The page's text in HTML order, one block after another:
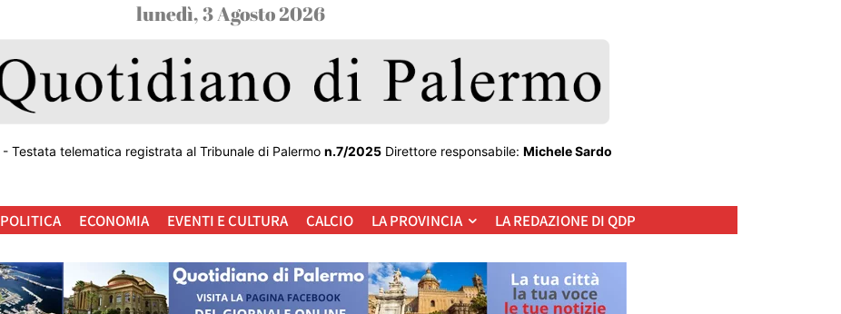
lunedì, 3 Agosto 2026
- Testata telematica registrata al Tribunale di Palermo n.7/2025Direttore responsabile: Michele Sardo
POLITICA ECONOMIA EVENTI E CULTURA CALCIO LA PROVINCIA LA REDAZIONE DI QDP